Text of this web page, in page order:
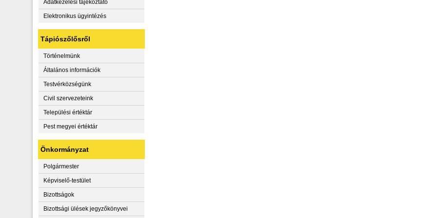
Adatkezelési tájékoztató
Elektronikus ügyintézés
Tápiószőlősről
Történelmünk
Általános információk
Testvérközségünk
Civil szervezeteink
Települési értéktár
Pest megyei értéktár
Önkormányzat
Polgármester
Képviselő-testület
Bizottságok
Bizottsági ülések jegyzőkönyvei